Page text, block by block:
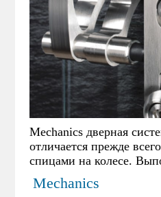
Mechanics дверная
отличается прежде
спицами на колесе.
нержавеющей стали и
характерными
Mechanics